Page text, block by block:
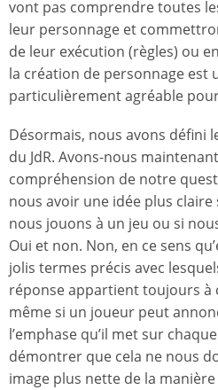
vont pas comprendre toutes
leur personnage et
de leur exécution (règles) ou
la création de personnage est
particulièrement agréable
Désormais, nous avons défini
du JdR. Avons-nous
compréhension de notre
nous avoir une idée plus
nous jouons à un jeu ou si
Oui et non. Non, en ce sens
jolis termes précis avec
réponse appartient toujours à
même si un joueur peut
l’emphase qu’il met sur
démontrer que cela ne nous
image plus nette de la